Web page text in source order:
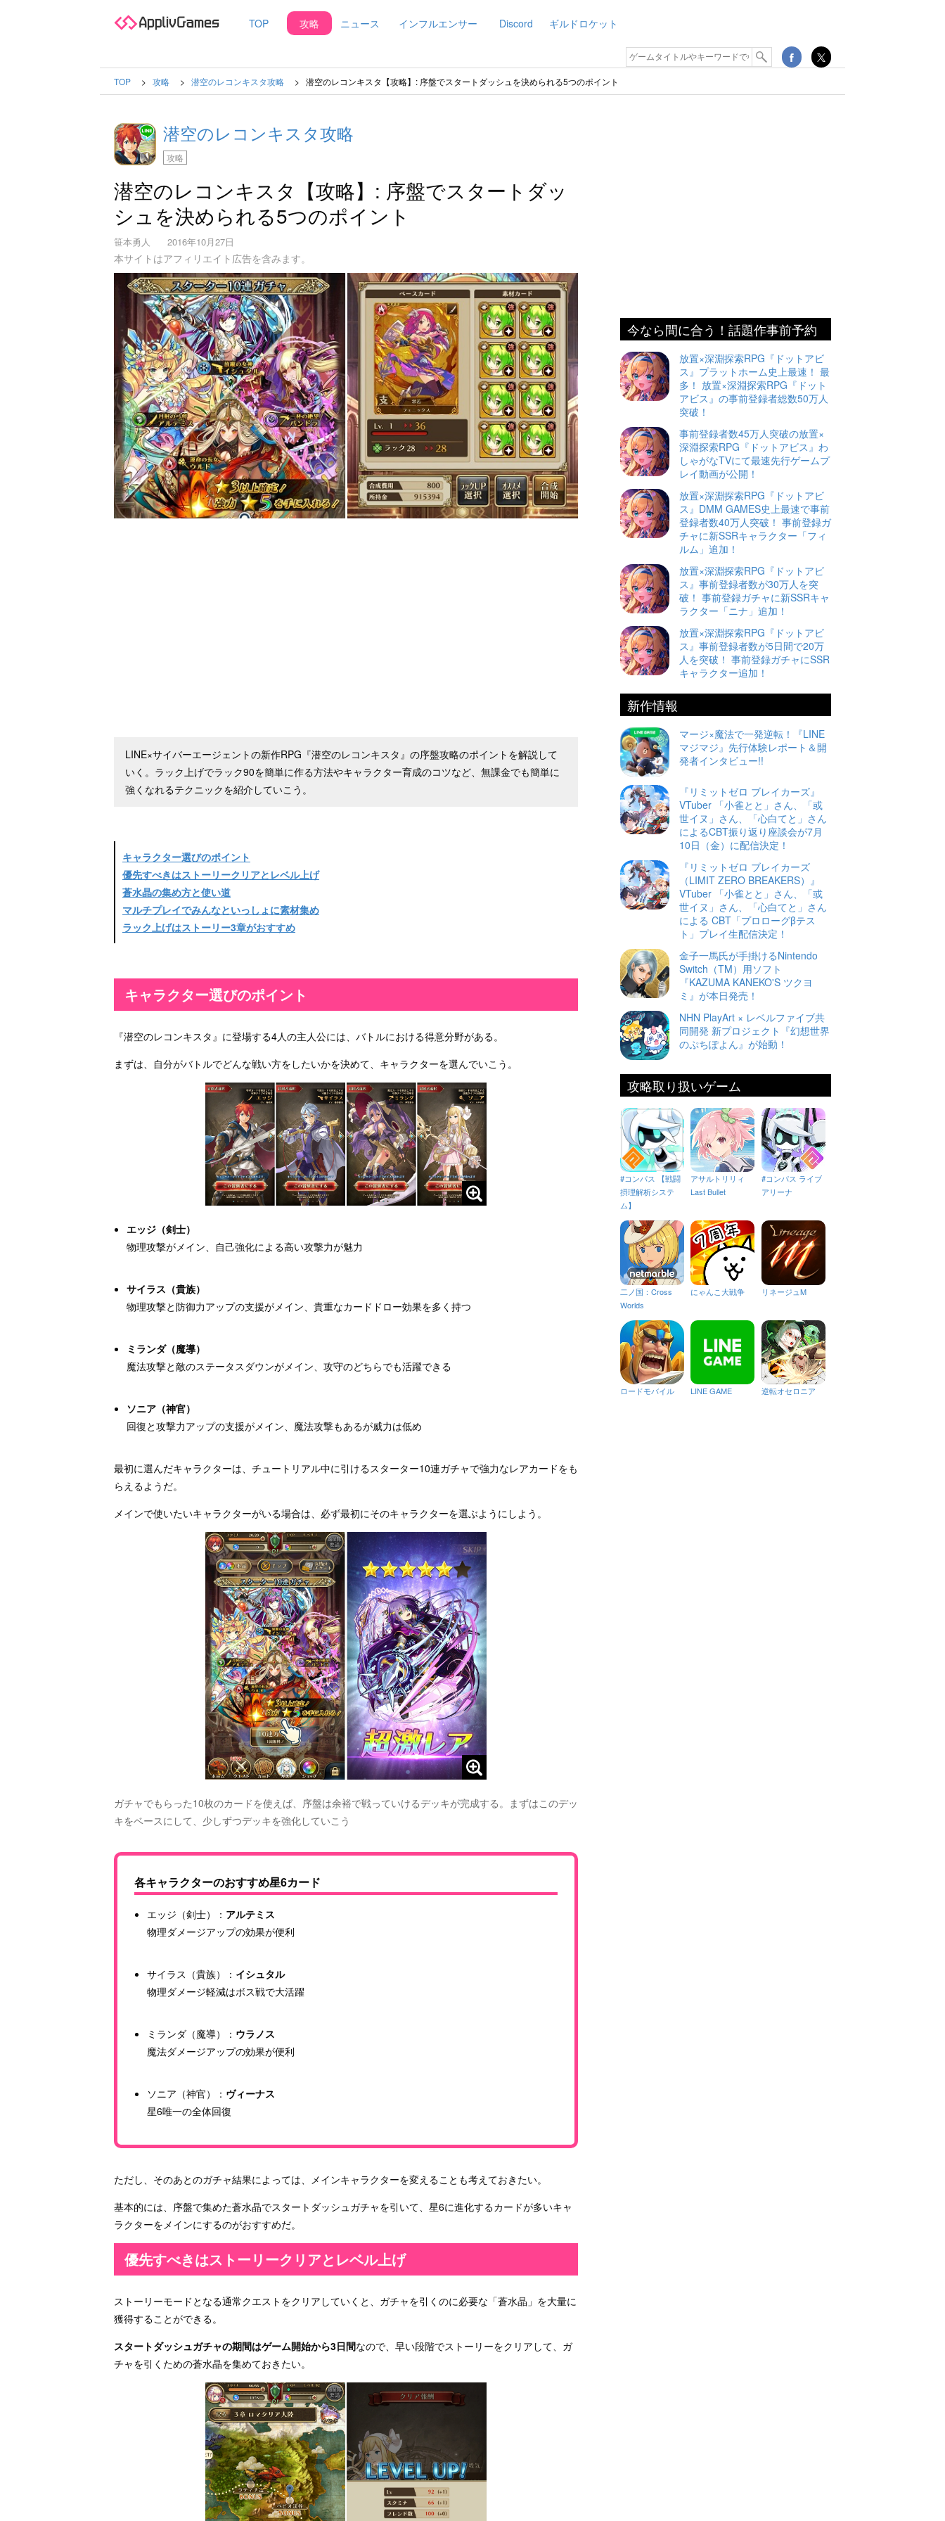
TOP 攻略 ニュース インフルエンサー Discord ギルドロケット
TOP 攻略 潜空のレコンキスタ攻略 潜空のレコンキスタ【攻略】: 序盤でスタートダッシュを決められる5つのポイント
潜空のレコンキスタ攻略
攻略
潜空のレコンキスタ【攻略】: 序盤でスタートダッ
シュを決められる5つのポイント
笹本勇人 2016年10月27日
本サイトはアフィリエイト広告を含みます。
LINE×サイバーエージェントの新作RPG『潜空のレコンキスタ』の序盤攻略のポイントを解説して
いく。ラック上げでラック90を簡単に作る方法やキャラクター育成のコツなど、無課金でも簡単に
強くなれるテクニックを紹介していこう。
キャラクター選びのポイント
優先すべきはストーリークリアとレベル上げ
蒼水晶の集め方と使い道
マルチプレイでみんなといっしょに素材集め
ラック上げはストーリー3章がおすすめ
キャラクター選びのポイント
『潜空のレコンキスタ』に登場する4人の主人公には、バトルにおける得意分野がある。
まずは、自分がバトルでどんな戦い方をしたいかを決めて、キャラクターを選んでいこう。
エッジ（剣士）
物理攻撃がメイン、自己強化による高い攻撃力が魅力
サイラス（貴族）
物理攻撃と防御力アップの支援がメイン、貴重なカードドロー効果を多く持つ
ミランダ（魔導）
魔法攻撃と敵のステータスダウンがメイン、攻守のどちらでも活躍できる
ソニア（神官）
回復と攻撃力アップの支援がメイン、魔法攻撃もあるが威力は低め
最初に選んだキャラクターは、チュートリアル中に引けるスターター10連ガチャで強力なレアカードをも
らえるようだ。
メインで使いたいキャラクターがいる場合は、必ず最初にそのキャラクターを選ぶようにしよう。
ガチャでもらった10枚のカードを使えば、序盤は余裕で戦っていけるデッキが完成する。まずはこのデッ
キをベースにして、少しずつデッキを強化していこう
各キャラクターのおすすめ星6カード
エッジ（剣士）： アルテミス
物理ダメージアップの効果が便利
サイラス（貴族）： イシュタル
物理ダメージ軽減はボス戦で大活躍
ミランダ（魔導）： ウラノス
魔法ダメージアップの効果が便利
ソニア（神官）： ヴィーナス
星6唯一の全体回復
ただし、そのあとのガチャ結果によっては、メインキャラクターを変えることも考えておきたい。
基本的には、序盤で集めた蒼水晶でスタートダッシュガチャを引いて、星6に進化するカードが多いキャ
ラクターをメインにするのがおすすめだ。
優先すべきはストーリークリアとレベル上げ
ストーリーモードとなる通常クエストをクリアしていくと、ガチャを引くのに必要な「蒼水晶」を大量に
獲得することができる。
スタートダッシュガチャの期間はゲーム開始から3日間なので、早い段階でストーリーをクリアして、ガ
チャを引くための蒼水晶を集めておきたい。
今なら間に合う！話題作事前予約
放置×深淵探索RPG『ドットアビ
ス』プラットホーム史上最速！ 最
多！ 放置×深淵探索RPG『ドット
アビス』の事前登録者総数50万人
突破！
事前登録者数45万人突破の放置×
深淵探索RPG『ドットアビス』わ
しゃがなTVにて最速先行ゲームプ
レイ動画が公開！
放置×深淵探索RPG『ドットアビ
ス』DMM GAMES史上最速で事前
登録者数40万人突破！ 事前登録ガ
チャに新SSRキャラクター「フィ
ルム」追加！
放置×深淵探索RPG『ドットアビ
ス』事前登録者数が30万人を突
破！ 事前登録ガチャに新SSRキャ
ラクター「ニナ」追加！
放置×深淵探索RPG『ドットアビ
ス』事前登録者数が5日間で20万
人を突破！ 事前登録ガチャにSSR
キャラクター追加！
新作情報
マージ×魔法で一発逆転！『LINE
マジマジ』先行体験レポート＆開
発者インタビュー!!
『リミットゼロ ブレイカーズ』
VTuber 「小雀とと」さん、「或
世イヌ」さん、「心白てと」さん
によるCBT振り返り座談会が7月
10日（金）に配信決定！
『リミットゼロ ブレイカーズ
（LIMIT ZERO BREAKERS）』
VTuber 「小雀とと」さん、「或
世イヌ」さん、「心白てと」さん
による CBT「プロローグβテス
ト」プレイ生配信決定！
金子一馬氏が手掛けるNintendo
Switch（TM）用ソフト
『KAZUMA KANEKO'S ツクヨ
ミ』が本日発売！
NHN PlayArt × レベルファイブ共
同開発 新プロジェクト『幻想世界
のぷちぽよん』が始動！
攻略取り扱いゲーム
#コンパス 【戦闘
摂理解析システ
ム】
アサルトリリィ
Last Bullet
#コンパス ライブ
アリーナ
二ノ国：Cross
Worlds
にゃんこ大戦争 リネージュM
ロードモバイル LINE GAME 逆転オセロニア